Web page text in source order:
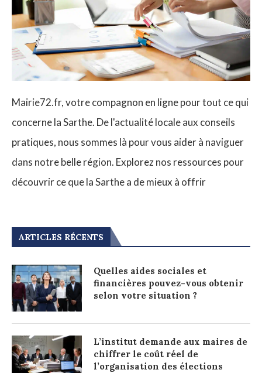
Mairie72.fr, votre compagnon en ligne pour tout ce qui
concerne la Sarthe. De l'actualité locale aux conseils
pratiques, nous sommes là pour vous aider à naviguer
dans notre belle région. Explorez nos ressources pour
découvrir ce que la Sarthe a de mieux à offrir
ARTICLES RÉCENTS
Quelles aides sociales et
financières pouvez-vous obtenir
selon votre situation ?
L’institut demande aux maires de
chiffrer le coût réel de
l’organisation des élections